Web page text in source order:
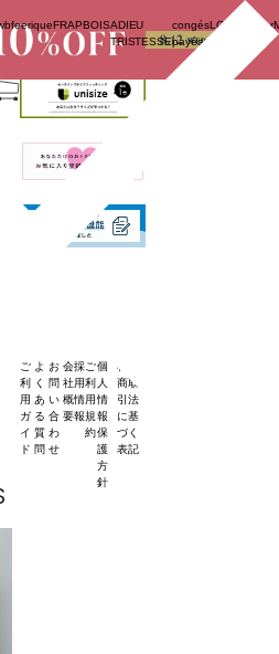
イ
feeriqueFRAPBOISADIEU
TRISTESSE
congés
payés
LOISIR Julier
ご
利
用
ガ
イ
ド
よ
く
あ
る
質
問
お
問
い
合
わ
せ
会
社
概
要
採
用
情
報
ご
利
用
規
約
個
人
情
報
保
護
方
針
特定
商取
引法
に基
づく
表記
OFFICIAL
SNS
Copyright
(C) BIGI.
Co.,Ltd.
All Rights
Reserved.